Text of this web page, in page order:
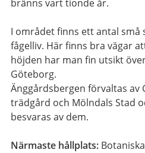
bränns vart tionde år.
I området finns ett antal små
fågelliv. Här finns bra vägar
höjden har man fin utsikt
Göteborg.
Änggårdsbergen förvaltas av
trädgård och Mölndals Stad
besvaras av dem.
Närmaste hållplats: